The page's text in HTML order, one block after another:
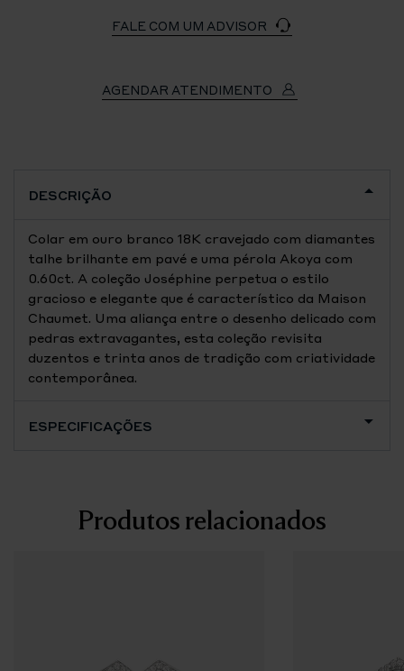
FALE COM UM ADVISOR
AGENDAR ATENDIMENTO
DESCRIÇÃO
Colar em ouro branco 18K cravejado com diamantes
talhe brilhante em pavé e uma pérola Akoya com
0.60ct. A coleção Joséphine perpetua o estilo
gracioso e elegante que é característico da Maison
Chaumet. Uma aliança entre o desenho delicado com
pedras extravagantes, esta coleção revisita
duzentos e trinta anos de tradição com criatividade
contemporânea.
ESPECIFICAÇÕES
Produtos relacionados